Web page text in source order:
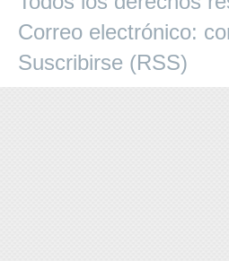
Correo electrónico:
Suscribirse (RSS)